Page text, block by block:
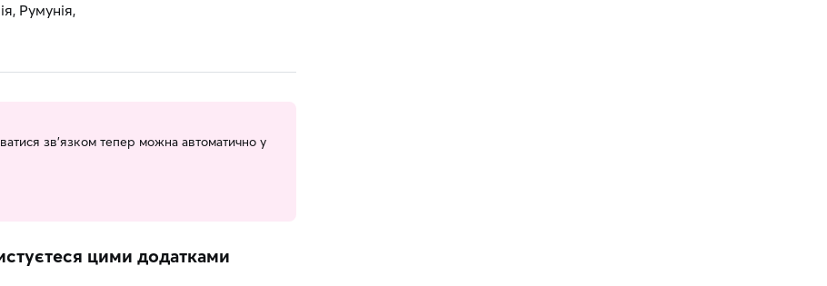
Румунія,
зв’язком тепер можна автоматично у
цими додатками